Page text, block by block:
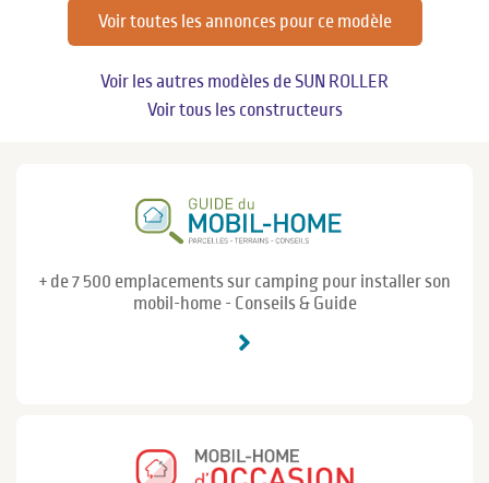
Voir toutes les annonces pour ce modèle
Voir les autres modèles de SUN ROLLER
Voir tous les constructeurs
+ de 7 500 emplacements sur camping pour installer son
mobil-home - Conseils & Guide